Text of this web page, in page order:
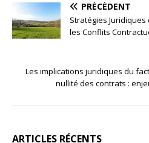
PRÉCÉDENT
Stratégies Juridiques
les Conflits
Les implications juridiques du
nullité des contrats :
ARTICLES RÉCENTS